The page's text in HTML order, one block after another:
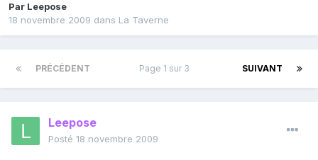
Par Leepose
18 novembre 2009 dans La Taverne
PRÉCÉDENT SUIVANT
Page 1 sur 3
Leepose
Posté 18 novembre 2009